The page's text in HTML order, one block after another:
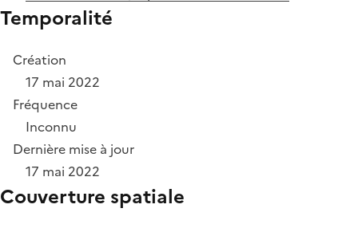
Temporalité
Création
17 mai 2022
Fréquence
Inconnu
Dernière mise à jour
17 mai 2022
Couverture spatiale